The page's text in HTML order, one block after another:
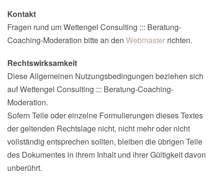
Kontakt
Fragen rund um Wettengel Consulting ::: Beratung-
Coaching-Moderation bitte an den Webmaster richten.
Rechtswirksamkeit
Diese Allgemeinen Nutzungsbedingungen beziehen sich
auf Wettengel Consulting ::: Beratung-Coaching-
Moderation.
Sofern Teile oder einzelne Formulierungen dieses Textes
der geltenden Rechtslage nicht, nicht mehr oder nicht
vollständig entsprechen sollten, bleiben die übrigen Teile
des Dokumentes in ihrem Inhalt und ihrer Gültigkeit davon
unberührt.